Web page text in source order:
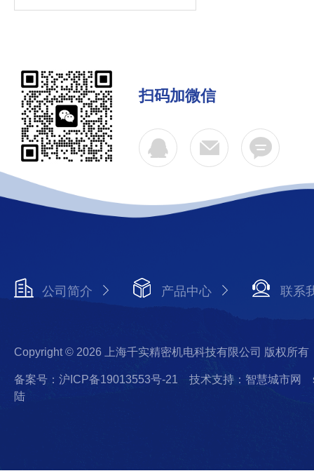
扫码加微信
公司简介 产品中心 联系
Copyright © 2026 上海千实精密机电科技有限公司 版权所有
备案号：沪ICP备19013553号-21 技术支持：智慧城市网
陆